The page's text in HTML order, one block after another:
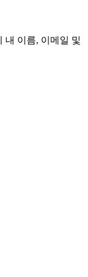
내 이름, 이메일 및